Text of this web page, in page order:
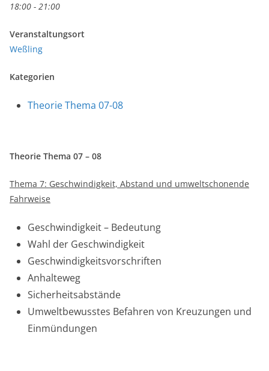
18:00 - 21:00
Veranstaltungsort
Weßling
Kategorien
Theorie Thema 07-08
Theorie Thema 07 – 08
Thema 7: Geschwindigkeit, Abstand und umweltschonende
Fahrweise
Geschwindigkeit – Bedeutung
Wahl der Geschwindigkeit
Geschwindigkeitsvorschriften
Anhalteweg
Sicherheitsabstände
Umweltbewusstes Befahren von Kreuzungen und
Einmündungen